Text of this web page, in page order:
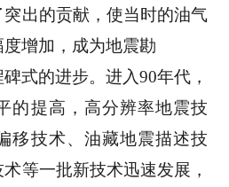
出的贡献，使当时的油气
增加，成为地震勘
式的进步。进入90年代，
的提高，高分辨率地震技
移技术、油藏地震描述技
等一批新技术迅速发展，